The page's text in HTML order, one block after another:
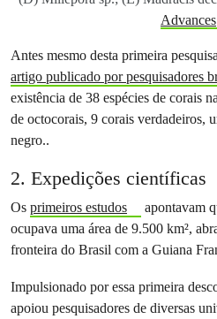
Advances
Antes mesmo desta primeira
artigo publicado por pesquisadores
existência de 38 espécies de corais
de octocorais, 9 corais verdadeiros,
negro..
2. Expedições científicas
Os primeiros estudos
apontavam
ocupava uma área de 9.500 km²,
fronteira do Brasil com a Guiana
Impulsionado por essa primeira
apoiou pesquisadores de diversas